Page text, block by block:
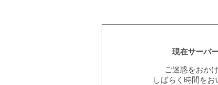
現在サーバ
ご迷惑をおか
しばらく時間を